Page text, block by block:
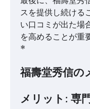
スを提供し続ける
い口コミが出た場
を高めることが重
*
福壽堂秀信の
メリット: 専